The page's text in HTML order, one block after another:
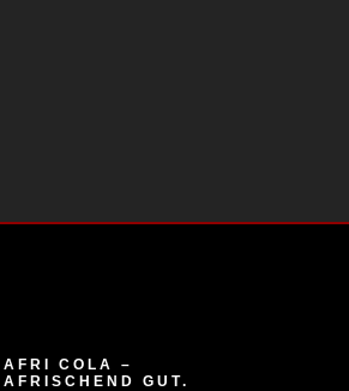
AFRI COLA –
AFRISCHEND GUT.